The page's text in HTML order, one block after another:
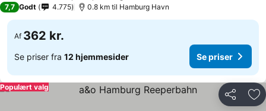
7,7 Godt 4.775 0.8 km til Hamburg Havn
Af 362 kr.
Se priser fra 12 hjemmesider Se priser
Del
Populært valg